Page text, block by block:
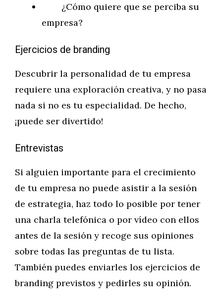
¿Cómo quiere que se perciba su
empresa?
Ejercicios de branding
Descubrir la personalidad de tu empresa
requiere una exploración creativa, y no pasa
nada si no es tu especialidad. De hecho,
¡puede ser divertido!
Entrevistas
Si alguien importante para el crecimiento
de tu empresa no puede asistir a la sesión
de estrategia, haz todo lo posible por tener
una charla telefónica o por vídeo con ellos
antes de la sesión y recoge sus opiniones
sobre todas las preguntas de tu lista.
También puedes enviarles los ejercicios de
branding previstos y pedirles su opinión.